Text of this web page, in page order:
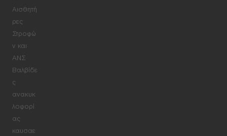
Αισθητή
ρες
Στροφώ
ν και
ΑΝΣ
Βαλβίδε
ς
ανακυκ
λοφορί
ας
καυσαε